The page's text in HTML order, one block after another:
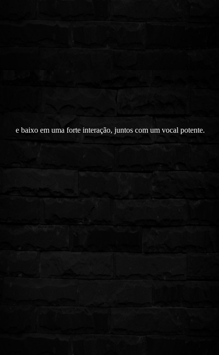
e baixo em uma forte interação, juntos com um vocal potente.